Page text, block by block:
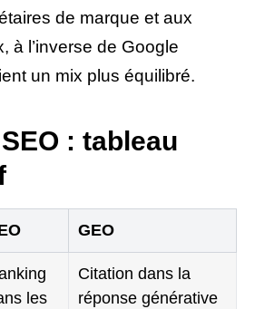
de marque et aux
à l’inverse de Google
un mix plus équilibré.
: tableau
GEO
les
Citation dans la
réponse générative